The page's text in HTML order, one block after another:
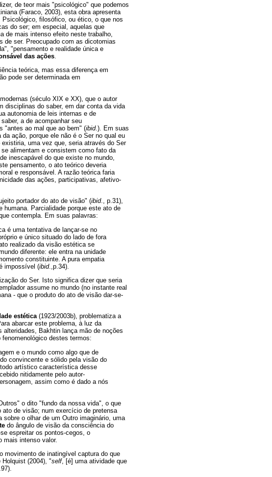
de teor mais "psicológico" que podemos
(Faraco, 2003), esta obra apresenta
filosófico, ou ético, o que nos
do ser; em especial, aquelas que
de mais intenso efeito neste trabalho,
de ser. Preocupado com as dicotomias
"pensamento e realidade única e
das ações
teórica, mas essa diferença em
pode ser determinada em
(século XIX e XX), que o autor
disciplinas do saber, em dar conta da vida
autonomia de leis internas e de
a de acompanhar seu
"antes ao mal que ao bem" (ibid.). Em suas
ação, porque ele não é o Ser no qual eu
uma vez que, seria através do Ser
alimentam e consistem como fato da
inescapável do que existe no mundo,
pensamento, o ato teórico deveria
e responsável. A razão teórica faria
das ações, participativas, afetivo-
portador do ato de visão" (ibid., p.31),
humana. Parcialidade porque este ato de
contempla. Em suas palavras:
é uma tentativa de lançar-se no
e único situado do lado de fora
realizado da visão estética se
diferente: ele entra na unidade
constituinte. A pura empatia
impossível (ibid.,p.34).
do Ser. Isto significa dizer que seria
assume no mundo (no instante real
- que o produto do ato de visão dar-se-
estética(1923/2003b), problematiza a
abarcar este problema, à luz da
Bakhtin lança mão de noções
destes termos:
e o mundo como algo que de
convincente e sólido pela visão do
artístico característica desse
nitidamente pelo autor-
assim como é dado a nós
o dito "fundo da nossa vida", o que
de visão; num exercício de pretensa
o olhar de um Outro imaginário, uma
do ângulo de visão da consciência do
espreitar os pontos-cegos, o
mais intenso valor.
movimento de inatingível captura do que
(2004), "self, [é] uma atividade que